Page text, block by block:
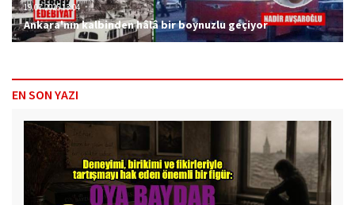
19.07.2026 13:04
Ankara'nın kalbinden hâlâ bir boynuzlu geçiyor
EN SON YAZI